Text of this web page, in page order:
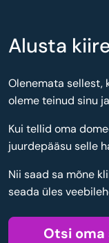
Alusta
Olenemata sellest,
oleme teinud sinu
Kui tellid oma
juurdepääsu selle
Nii saad sa mõne
seada üles
Otsi